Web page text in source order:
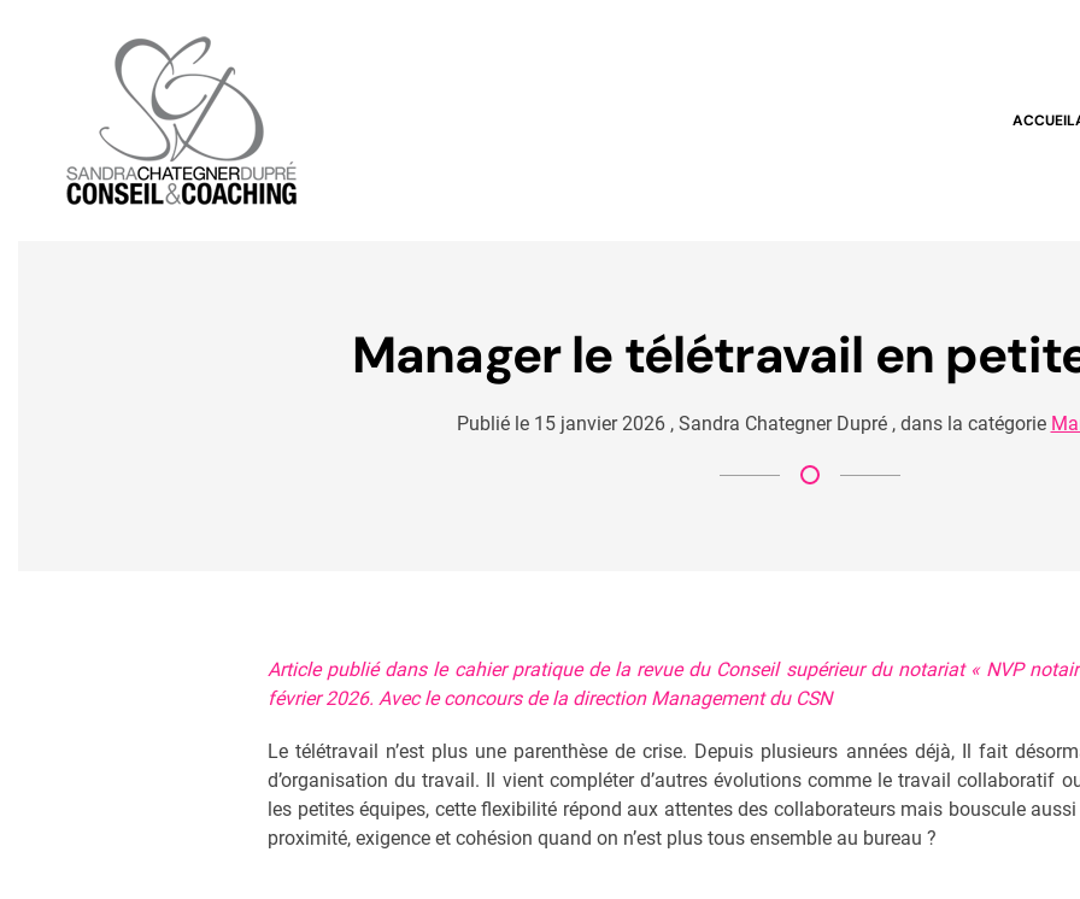
Skip to main content
ACCUEIL
Manager le télétravail en
Publié le 15 janvier 2026, Sandra Chategner Dupré, dans la catégorie
Article publié dans le cahier pratique de la revue du Conseil supérieur du notariat « NVP
février 2026. Avec le concours de la direction Management du CSN
Le télétravail n’est plus une parenthèse de crise. Depuis plusieurs années déjà, Il fait
d’organisation du travail. Il vient compléter d’autres évolutions comme le travail collaboratif
les petites équipes, cette flexibilité répond aux attentes des collaborateurs mais bouscule
proximité, exigence et cohésion quand on n’est plus tous ensemble au bureau ?